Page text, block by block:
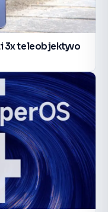
3x teleobjektyvo